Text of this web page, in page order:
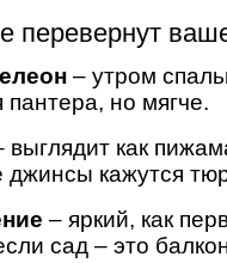
перевернут
– утром
но мягче.
выглядит как
джинсы кажутся
– яркий, как
сад – это